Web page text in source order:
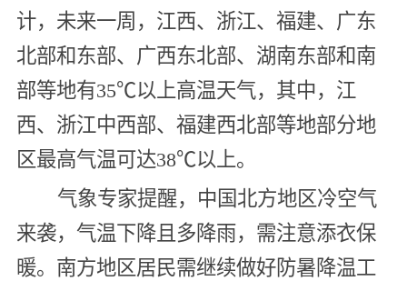
计，未来一周，江西、浙江、福建、广东
北部和东部、广西东北部、湖南东部和南
部等地有35℃以上高温天气，其中，江
西、浙江中西部、福建西北部等地部分地
区最高气温可达38℃以上。
气象专家提醒，中国北方地区冷空气
来袭，气温下降且多降雨，需注意添衣保
暖。南方地区居民需继续做好防暑降温工